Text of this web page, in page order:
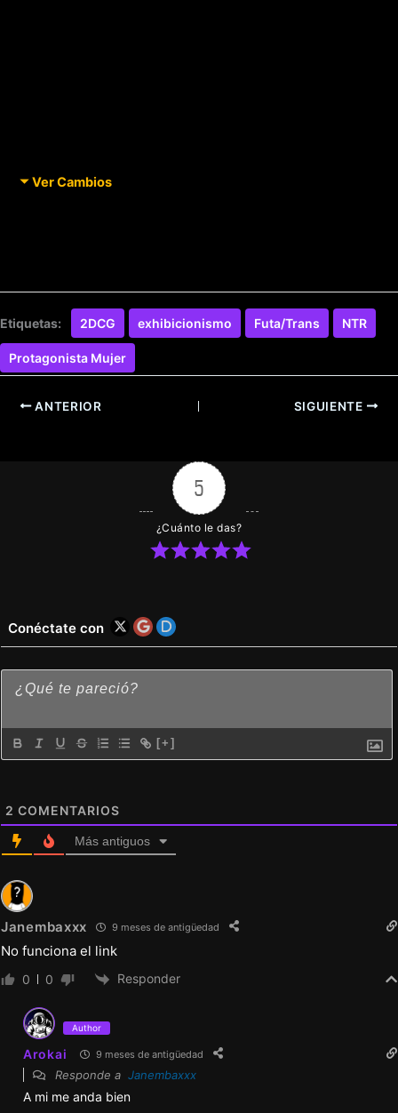
Ver Cambios
Etiquetas: 2DCG exhibicionismo Futa/Trans NTR
Protagonista Mujer
ANTERIOR SIGUIENTE
5
¿Cuánto le das?
Conéctate con
[+]
2 COMENTARIOS
Más antiguos
Janembaxxx 9 meses de antigüedad
No funciona el link
0 0 Responder
Author
Arokai 9 meses de antigüedad
Responde a Janembaxxx
A mi me anda bien